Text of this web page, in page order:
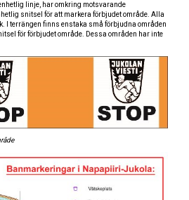
linje, har omkring motsvarande
snitsel för att markera förbjudet område. Alla
I terrängen finns enstaka små förbjudna områden
för förbjudet område. Dessa områden har inte